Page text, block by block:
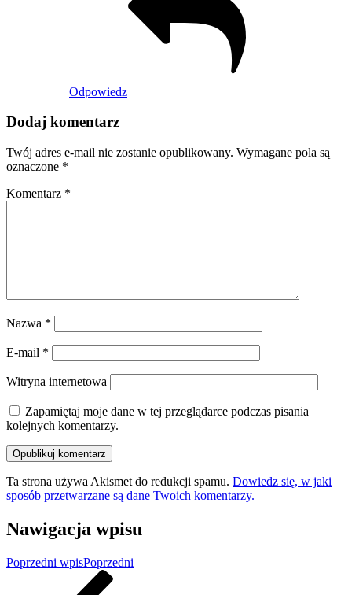
Odpowiedz
Dodaj komentarz
Twój adres e-mail nie zostanie opublikowany. Wymagane pola są
oznaczone *
Komentarz *
Nazwa *
E-mail *
Witryna internetowa
Zapamiętaj moje dane w tej przeglądarce podczas pisania
kolejnych komentarzy.
Ta strona używa Akismet do redukcji spamu. Dowiedz się, w jaki
sposób przetwarzane są dane Twoich komentarzy.
Nawigacja wpisu
Poprzedni wpisPoprzedni